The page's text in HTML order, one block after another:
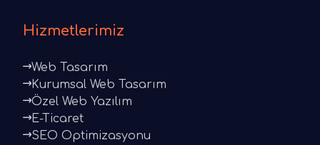
Hizmetlerimiz
Web Tasarım
Kurumsal Web Tasarım
Özel Web Yazılım
E-Ticaret
SEO Optimizasyonu